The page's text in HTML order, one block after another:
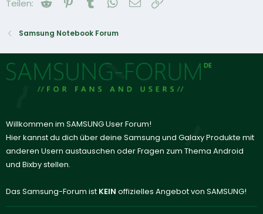
Teilen:
Samsung Notebook Forum
Willkommen im SAMSUNG User Forum!
Hier kannst du dich über deine Samsung und Galaxy Produkte mit
anderen Usern austauschen oder Fragen zum Thema Android
und Bixby stellen.
Das Samsung-Forum ist KEIN offizielles Angebot von SAMSUNG!